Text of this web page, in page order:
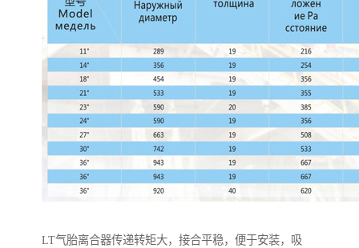
LT气胎离合器传递转矩大，接合平稳，便于安装，吸